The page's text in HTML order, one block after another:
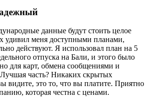
данные будут стоить целое
удивил меня доступными планами,
действуют. Я использовал план на 5
отпуска на Бали, и этого было
для карт, обмена сообщениями и
часть? Никаких скрытых
видите, это то, что вы платите. Приятно
которая честна с ценами.